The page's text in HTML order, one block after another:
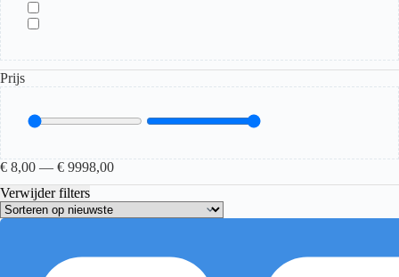
Prijs
€ 8,00 — € 9998,00
Verwijder filters